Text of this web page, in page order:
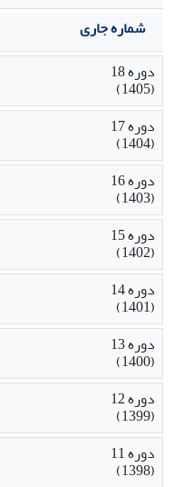
شماره جاری
دوره 18
(1405)
دوره 17
(1404)
دوره 16
(1403)
دوره 15
(1402)
دوره 14
(1401)
دوره 13
(1400)
دوره 12
(1399)
دوره 11
(1398)